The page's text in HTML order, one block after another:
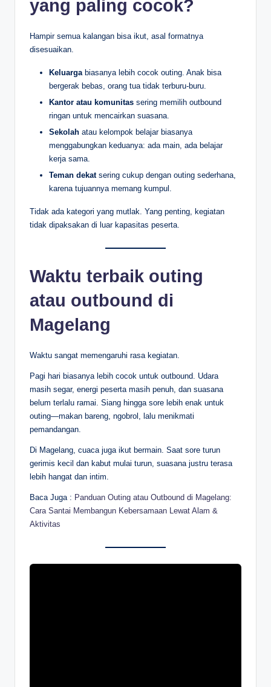
yang paling cocok?
Hampir semua kalangan bisa ikut, asal formatnya
disesuaikan.
Keluarga biasanya lebih cocok outing. Anak bisa
bergerak bebas, orang tua tidak terburu-buru.
Kantor atau komunitas sering memilih outbound
ringan untuk mencairkan suasana.
Sekolah atau kelompok belajar biasanya
menggabungkan keduanya: ada main, ada belajar
kerja sama.
Teman dekatsering cukup dengan outing sederhana,
karena tujuannya memang kumpul.
Tidak ada kategori yang mutlak. Yang penting, kegiatan
tidak dipaksakan di luar kapasitas peserta.
Waktu terbaik outing
atau outbound di
Magelang
Waktu sangat memengaruhi rasa kegiatan.
Pagi hari biasanya lebih cocok untuk outbound. Udara
masih segar, energi peserta masih penuh, dan suasana
belum terlalu ramai. Siang hingga sore lebih enak untuk
outing—makan bareng, ngobrol, lalu menikmati
pemandangan.
Di Magelang, cuaca juga ikut bermain. Saat sore turun
gerimis kecil dan kabut mulai turun, suasana justru terasa
lebih hangat dan intim.
Baca Juga : Panduan Outing atau Outbound di Magelang:
Cara Santai Membangun Kebersamaan Lewat Alam &
Aktivitas